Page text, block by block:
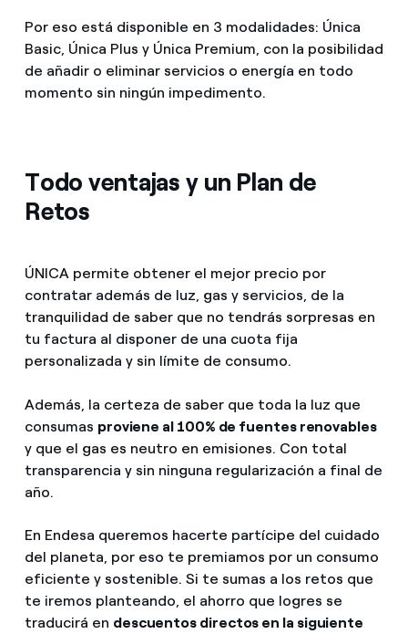
Por eso está disponible en 3 modalidades: Única
Basic, Única Plus y Única Premium, con la posibilidad
de añadir o eliminar servicios o energía en todo
momento sin ningún impedimento.
Todo ventajas y un Plan de
Retos
ÚNICA permite obtener el mejor precio por
contratar además de luz, gas y servicios, de la
tranquilidad de saber que no tendrás sorpresas en
tu factura al disponer de una cuota fija
personalizada y sin límite de consumo.
Además, la certeza de saber que toda la luz que
consumas proviene al 100% de fuentes renovables
y que el gas es neutro en emisiones. Con total
transparencia y sin ninguna regularización a final de
año.
En Endesa queremos hacerte partícipe del cuidado
del planeta, por eso te premiamos por un consumo
eficiente y sostenible. Si te sumas a los retos que
te iremos planteando, el ahorro que logres se
traducirá en descuentos directos en la siguiente